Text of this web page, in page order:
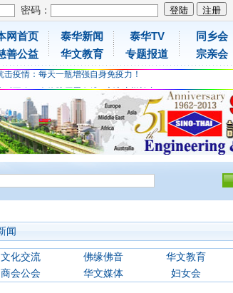
密码：
网首页
善公益
泰华新闻
华文教育
泰华TV
专题报道
同乡会
宗亲会
时不晚，人体胶原蛋白维C应该这样补充
爱儿童健康，免费领取日本原装尤妮佳超立体儿童防飞沫口罩
击疫情：每天一瓶增强自身免疫力！
时不晚，人体胶原蛋白维C应该这样补充
爱儿童健康，免费领取日本原装尤妮佳超立体儿童防飞沫口
击疫情：每天一瓶增强自身免疫力！
闻
文化交流 佛缘佛音 华文教育
商会公会 华文媒体 妇女会